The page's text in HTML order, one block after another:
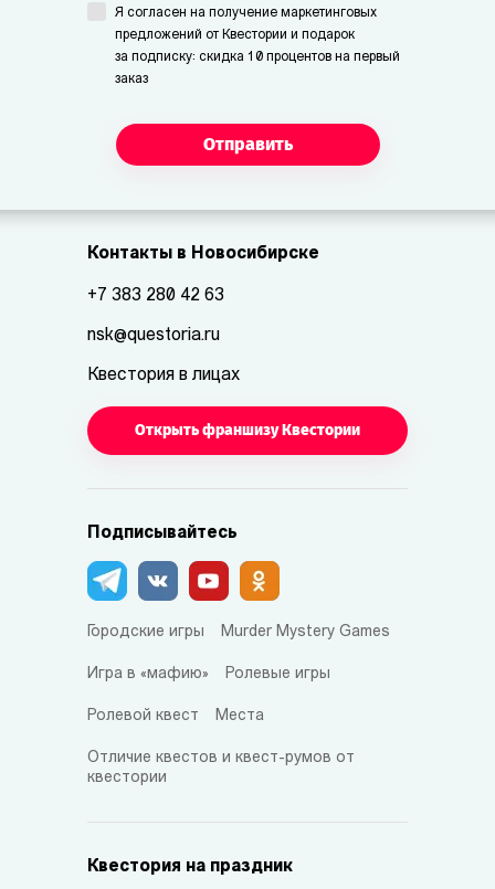
Я согласен на получение маркетинговых
предложений от Квестории и подарок
за подписку: скидка 10 процентов на первый
заказ
Отправить
Контакты в Новосибирске
+7 383 280 42 63
nsk@questoria.ru
Квестория в лицах
Открыть франшизу Квестории
Подписывайтесь
Городские игры Murder Mystery Games
Игра в «мафию» Ролевые игры
Ролевой квест Места
Отличие квестов и квест-румов от
квестории
Квестория на праздник